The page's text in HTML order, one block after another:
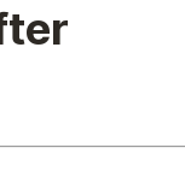
– grunden i